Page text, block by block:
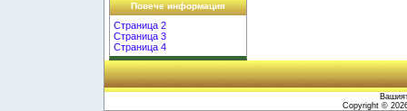
Повече информация
Страница 2
Страница 3
Страница 4
Copyright ©